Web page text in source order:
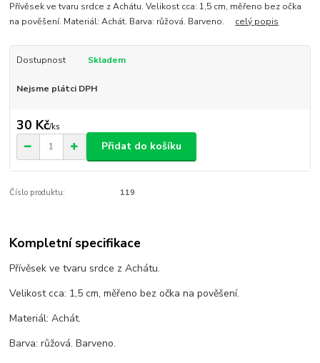
Přívěsek ve tvaru srdce z Achátu. Velikost cca: 1,5 cm, měřeno bez očka
na pověšení. Materiál: Achát. Barva: růžová. Barveno. celý popis
Dostupnost Skladem
Nejsme plátci DPH
30 Kč/ks
Přidat do košíku
Číslo produktu: 119
Kompletní specifikace
Přívěsek ve tvaru srdce z Achátu.
Velikost cca: 1,5 cm, měřeno bez očka na pověšení.
Materiál: Achát.
Barva: růžová. Barveno.